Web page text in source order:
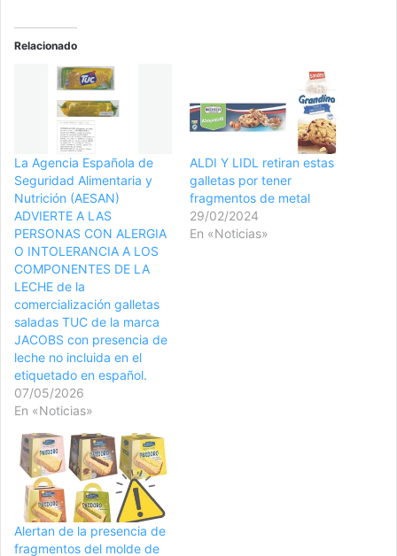
Relacionado
La Agencia Española de
Seguridad Alimentaria y
Nutrición (AESAN)
ADVIERTE A LAS
PERSONAS CON ALERGIA
O INTOLERANCIA A LOS
COMPONENTES DE LA
LECHE de la
comercialización galletas
saladas TUC de la marca
JACOBS con presencia de
leche no incluida en el
etiquetado en español.
07/05/2026
En «Noticias»
ALDI Y LIDL retiran estas
galletas por tener
fragmentos de metal
29/02/2024
En «Noticias»
Alertan de la presencia de
fragmentos del molde de